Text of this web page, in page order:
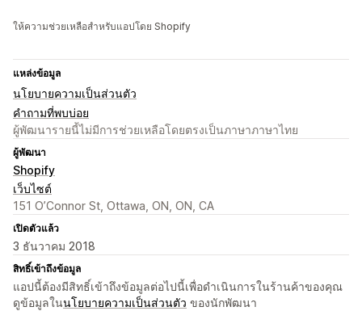
ให้ความช่วยเหลือสำหรับแอปโดย Shopify
แหล่งข้อมูล
นโยบายความเป็นส่วนตัว
คำถามที่พบบ่อย
ผู้พัฒนารายนี้ไม่มีการช่วยเหลือโดยตรงเป็นภาษาภาษาไทย
ผู้พัฒนา
Shopify
เว็บไซต์
151 O’Connor St, Ottawa, ON, ON, CA
เปิดตัวแล้ว
3 ธันวาคม 2018
สิทธิ์เข้าถึงข้อมูล
แอปนี้ต้องมีสิทธิ์เข้าถึงข้อมูลต่อไปนี้เพื่อดำเนินการในร้านค้าของคุณ
ดูข้อมูลในนโยบายความเป็นส่วนตัว ของนักพัฒนา